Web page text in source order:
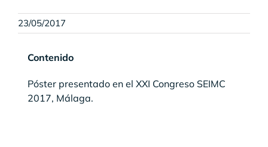
23/05/2017
Contenido
Póster presentado en el XXI Congreso SEIMC
2017, Málaga.